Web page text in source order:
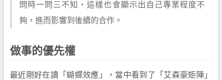
問時一問三不知，這樣也會顯示出自己專業程度不
夠，進而影響到後續的合作。
做事的優先權
最近剛好在讀「蝴蝶效應」，當中看到了「艾森豪矩陣」